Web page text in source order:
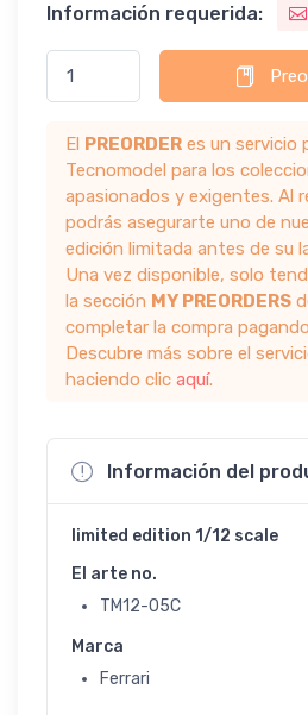
Información requerida:
El PREORDER es un servicio
Tecnomodel para los
apasionados y exigentes. Al
podrás asegurarte uno de
edición limitada antes de su
Una vez disponible, solo
la sección MY PREORDERS
completar la compra
Descubre más sobre el
haciendo clic aquí.
Información del
limited edition 1/12 scale
El arte no.
TM12-05C
Marca
Ferrari